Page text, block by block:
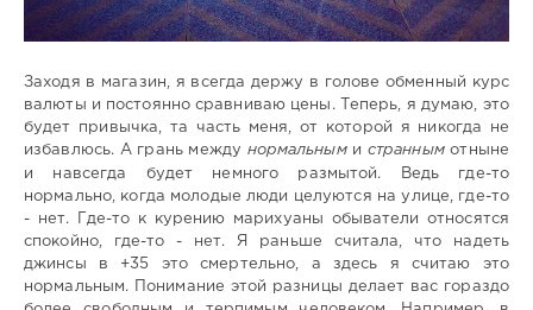
Заходя в магазин, я всегда держу в голове обменный курс
валюты и постоянно сравниваю цены. Теперь, я думаю, это
будет привычка, та часть меня, от которой я никогда не
избавлюсь. А грань между нормальными страннымотныне
и навсегда будет немного размытой. Ведь где-то
нормально, когда молодые люди целуются на улице, где-то
- нет. Где-то к курению марихуаны обыватели относятся
спокойно, где-то - нет. Я раньше считала, что надеть
джинсы в +35 это смертельно, а здесь я считаю это
нормальным. Понимание этой разницы делает вас гораздо